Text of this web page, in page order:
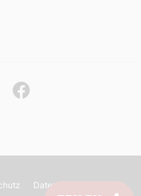
Facebook
Datenschutz